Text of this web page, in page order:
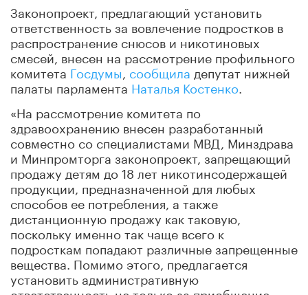
Законопроект, предлагающий установить
ответственность за вовлечение подростков в
распространение снюсов и никотиновых
смесей, внесен на рассмотрение профильного
комитета Госдумы,сообщила депутат нижней
палаты парламента Наталья Костенко
«На рассмотрение комитета по
здравоохранению внесен разработанный
совместно со специалистами МВД, Минздрава
и Минпромторга законопроект, запрещающий
продажу детям до 18 лет никотинсодержащей
продукции, предназначенной для любых
способов ее потребления, а также
дистанционную продажу как таковую,
поскольку именно так чаще всего к
подросткам попадают различные запрещенные
вещества. Помимо этого, предлагается
установить административную